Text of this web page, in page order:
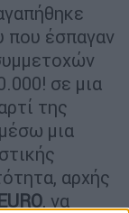
που έσπαγαν
σε μια
της
μια
αρχής
, να